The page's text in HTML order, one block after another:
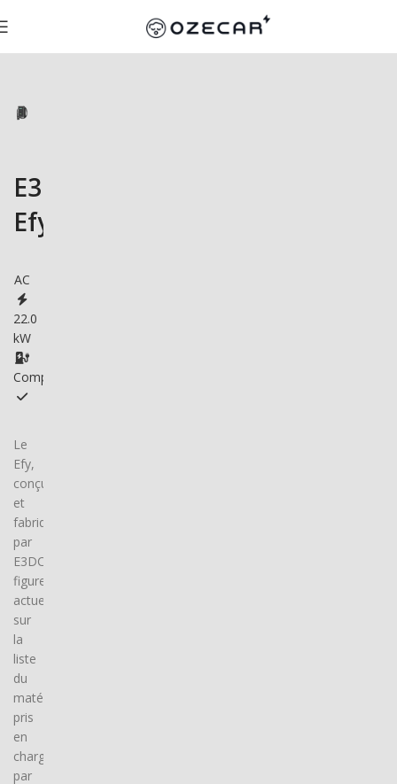
E3DC
Efy
AC
22.0
kW
Compatible
Le
Efy,
conçu
et
fabriqué
par
E3DC,
figure
actuellement
sur
la
liste
du
matériel
pris
en
charge
par